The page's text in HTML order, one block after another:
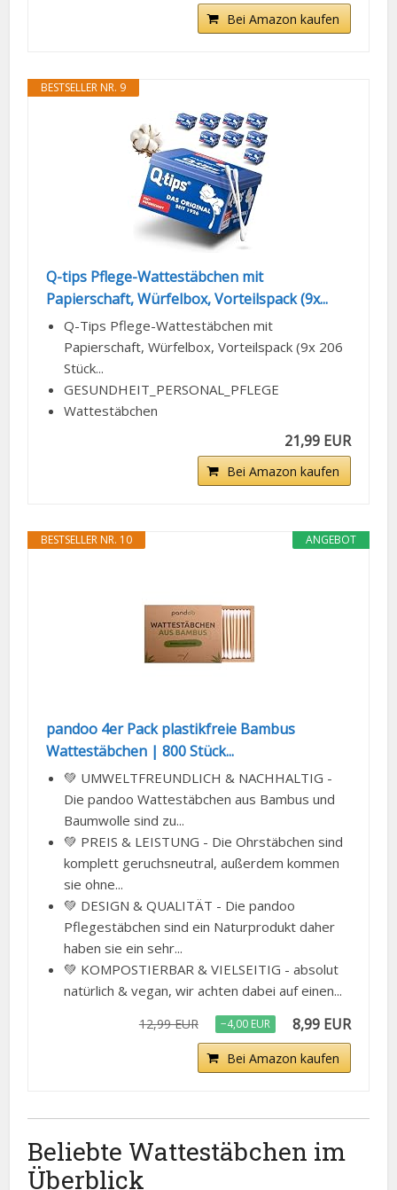
Bei Amazon kaufen
BESTSELLER NR. 9
Q-tips Pflege-Wattestäbchen mit
Papierschaft, Würfelbox, Vorteilspack (9x...
Q-Tips Pflege-Wattestäbchen mit
Papierschaft, Würfelbox, Vorteilspack (9x 206
Stück...
GESUNDHEIT_PERSONAL_PFLEGE
Wattestäbchen
21,99 EUR
Bei Amazon kaufen
ANGEBOT
BESTSELLER NR. 10
pandoo 4er Pack plastikfreie Bambus
Wattestäbchen | 800 Stück...
💚 UMWELTFREUNDLICH & NACHHALTIG -
Die pandoo Wattestäbchen aus Bambus und
Baumwolle sind zu...
💚 PREIS & LEISTUNG - Die Ohrstäbchen sind
komplett geruchsneutral, außerdem kommen
sie ohne...
💚 DESIGN & QUALITÄT - Die pandoo
Pflegestäbchen sind ein Naturprodukt daher
haben sie ein sehr...
💚 KOMPOSTIERBAR & VIELSEITIG - absolut
natürlich & vegan, wir achten dabei auf einen...
12,99 EUR −4,00 EUR 8,99 EUR
Bei Amazon kaufen
Beliebte Wattestäbchen im
Überblick